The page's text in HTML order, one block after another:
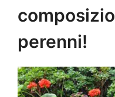
perenni!